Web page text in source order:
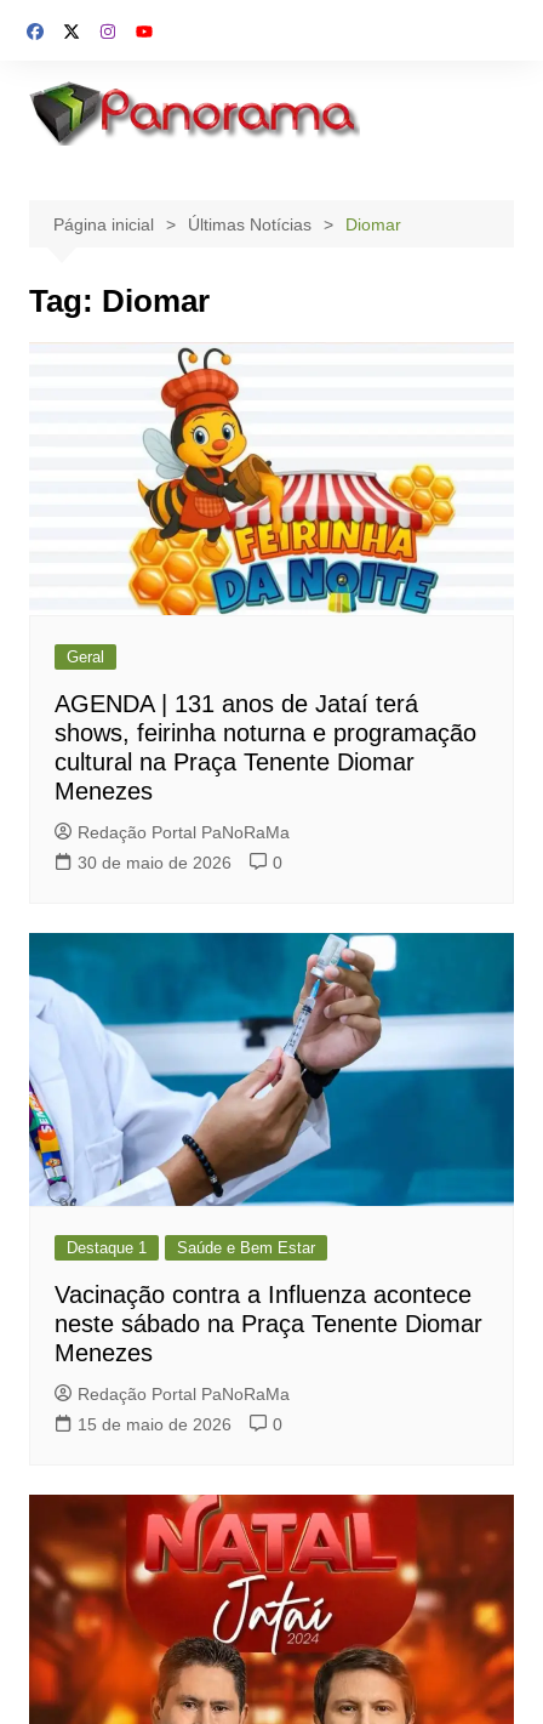
para
conteúdo
Página inicial Últimas Notícias Diomar
Tag: Diomar
Geral
AGENDA | 131 anos de Jataí terá
shows, feirinha noturna e programação
cultural na Praça Tenente Diomar
Menezes
Redação Portal PaNoRaMa
30 de maio de 2026
0
Destaque 1 Saúde e Bem Estar
Vacinação contra a Influenza acontece
neste sábado na Praça Tenente Diomar
Menezes
Redação Portal PaNoRaMa
15 de maio de 2026
0